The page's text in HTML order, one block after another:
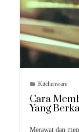
Kitchenware
Cara
Yang
Merawat dan